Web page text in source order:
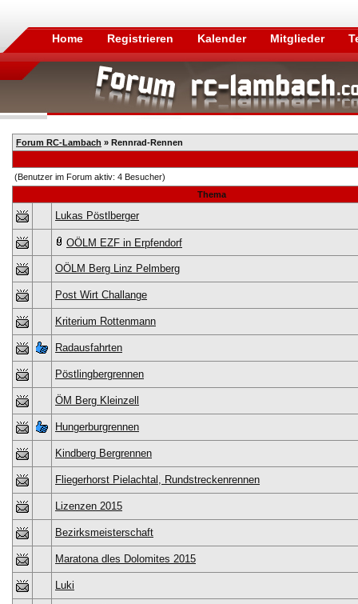
Home Registrieren Kalender Mitglieder
Forum RC-Lambach » Rennrad-Rennen
(Benutzer im Forum aktiv: 4 Besucher)
Thema
Lukas Pöstlberger
OÖLM EZF in Erpfendorf
OÖLM Berg Linz Pelmberg
Post Wirt Challange
Kriterium Rottenmann
Radausfahrten
Pöstlingbergrennen
ÖM Berg Kleinzell
Hungerburgrennen
Kindberg Bergrennen
Fliegerhorst Pielachtal, Rundstreckenrennen
Lizenzen 2015
Bezirksmeisterschaft
Maratona dles Dolomites 2015
Luki